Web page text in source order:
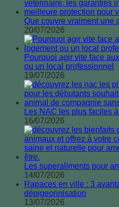
Que couvre vraiment une
20/07/2026
Pourquoi agir vite face
ou un local professionnel
19/07/2026
Les NAC les plus faciles
16/07/2026
Les superaliments pour
14/07/2026
Rapaces en ville : 3
dépigeonnisation
13/07/2026